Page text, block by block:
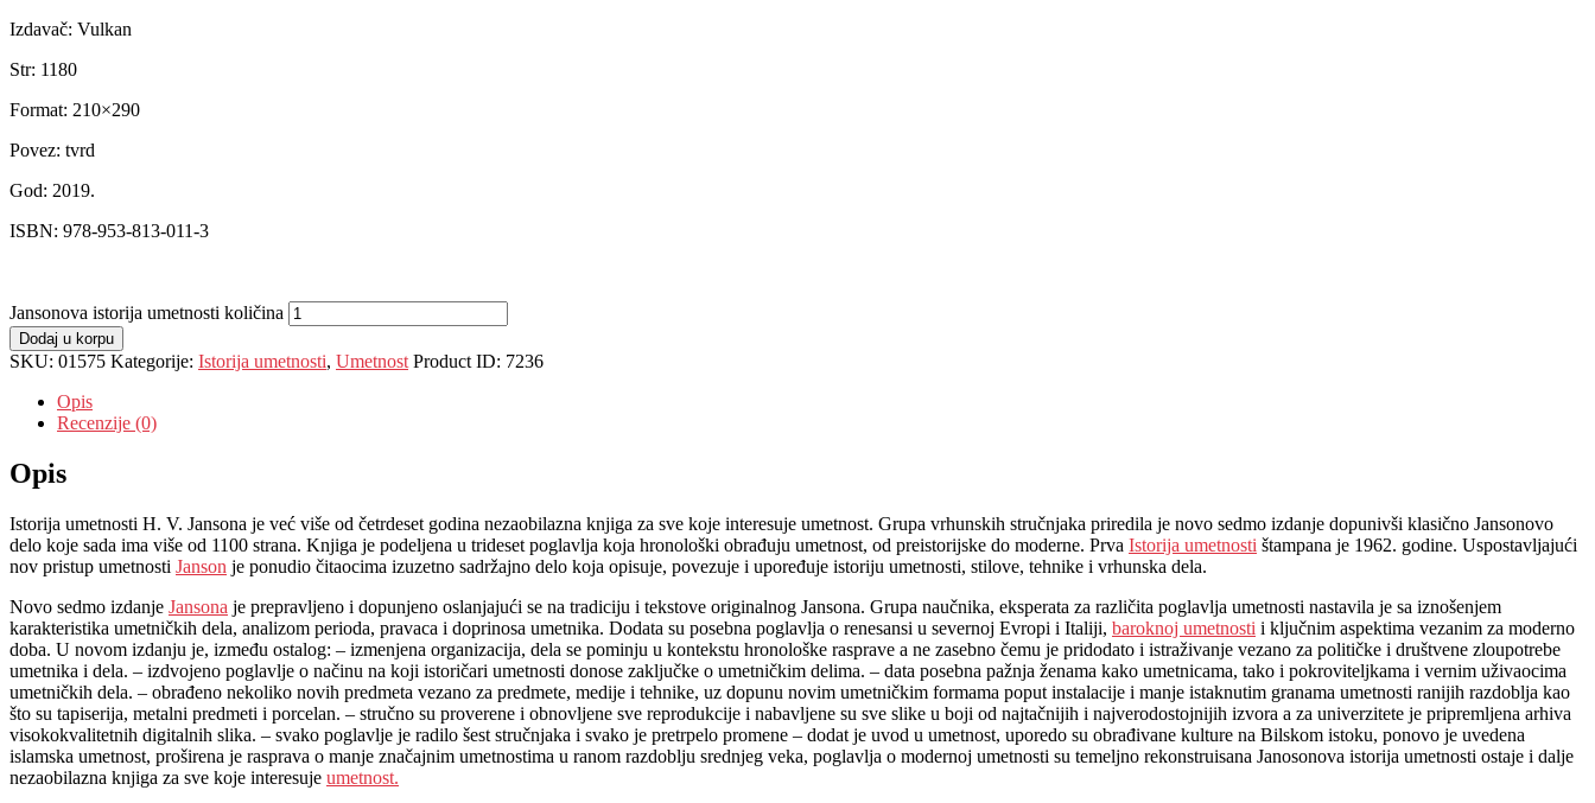
Izdavač: Vulkan
Str: 1180
Format: 210×290
Povez: tvrd
God: 2019.
ISBN: 978-953-813-011-3
Jansonova istorija umetnosti količina
Dodaj u korpu
SKU: 01575 Kategorije: Istorija umetnosti, Umetnost Product ID: 7236
Opis
Recenzije (0)
Opis
Istorija umetnosti H. V. Jansona je već više od četrdeset godina nezaobilazna knjiga za sve koje interesuje umetnost. Grupa vrhunskih stručnjaka priredila je novo sedmo izdanje dopunivši klasično Jansonovo
delo koje sada ima više od 1100 strana. Knjiga je podeljena u trideset poglavlja koja hronološki obrađuju umetnost, od preistorijske do moderne. Prva Istorija umetnosti štampana je 1962. godine. Uspostavljajući
nov pristup umetnosti Janson je ponudio čitaocima izuzetno sadržajno delo koja opisuje, povezuje i upoređuje istoriju umetnosti, stilove, tehnike i vrhunska dela.
Novo sedmo izdanje Jansona je prepravljeno i dopunjeno oslanjajući se na tradiciju i tekstove originalnog Jansona. Grupa naučnika, eksperata za različita poglavlja umetnosti nastavila je sa iznošenjem
karakteristika umetničkih dela, analizom perioda, pravaca i doprinosa umetnika. Dodata su posebna poglavlja o renesansi u severnoj Evropi i Italiji, baroknoj umetnosti i ključnim aspektima vezanim za moderno
doba. U novom izdanju je, između ostalog: – izmenjena organizacija, dela se pominju u kontekstu hronološke rasprave a ne zasebno čemu je pridodato i istraživanje vezano za političke i društvene zloupotrebe
umetnika i dela. – izdvojeno poglavlje o načinu na koji istoričari umetnosti donose zaključke o umetničkim delima. – data posebna pažnja ženama kako umetnicama, tako i pokroviteljkama i vernim uživaocima
umetničkih dela. – obrađeno nekoliko novih predmeta vezano za predmete, medije i tehnike, uz dopunu novim umetničkim formama poput instalacije i manje istaknutim granama umetnosti ranijih razdoblja kao
što su tapiserija, metalni predmeti i porcelan. – stručno su proverene i obnovljene sve reprodukcije i nabavljene su sve slike u boji od najtačnijih i najverodostojnijih izvora a za univerzitete je pripremljena arhiva
visokokvalitetnih digitalnih slika. – svako poglavlje je radilo šest stručnjaka i svako je pretrpelo promene – dodat je uvod u umetnost, uporedo su obrađivane kulture na Bilskom istoku, ponovo je uvedena
islamska umetnost, proširena je rasprava o manje značajnim umetnostima u ranom razdoblju srednjeg veka, poglavlja o modernoj umetnosti su temeljno rekonstruisana Janosonova istorija umetnosti ostaje i dalje
nezaobilazna knjiga za sve koje interesuje umetnost.